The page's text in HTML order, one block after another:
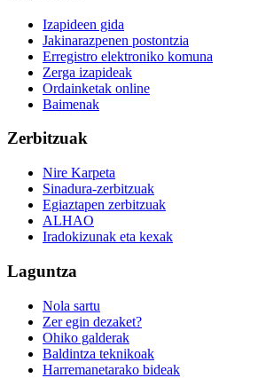
Izapideen gida
Jakinarazpenen postontzia
Erregistro elektroniko komuna
Zerga izapideak
Ordainketak online
Baimenak
Zerbitzuak
Nire Karpeta
Sinadura-zerbitzuak
Egiaztapen zerbitzuak
ALHAO
Iradokizunak eta kexak
Laguntza
Nola sartu
Zer egin dezaket?
Ohiko galderak
Baldintza teknikoak
Harremanetarako bideak